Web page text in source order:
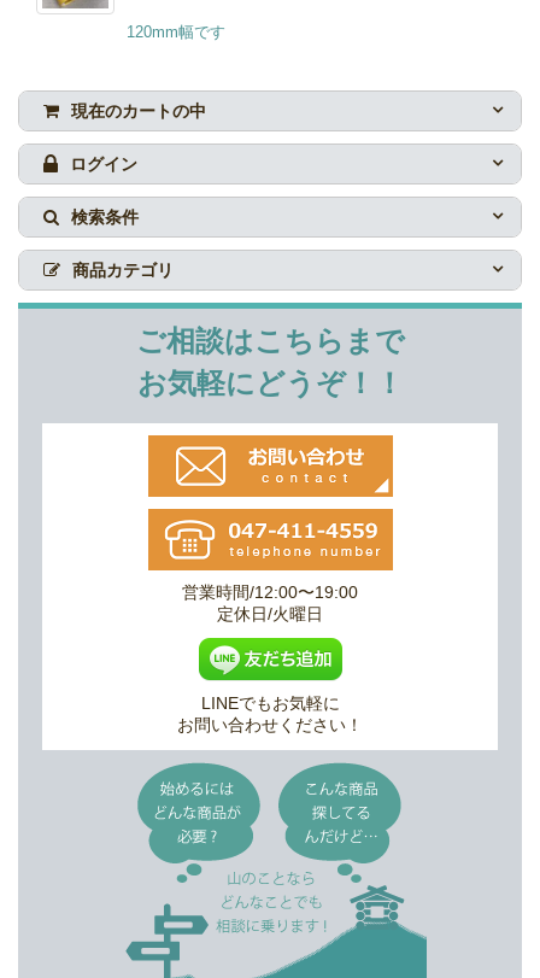
120mm幅です
現在のカートの中
ログイン
検索条件
商品カテゴリ
ご相談はこちらまで
お気軽にどうぞ！！
営業時間/12:00〜19:00
定休日/火曜日
LINEでもお気軽に
お問い合わせください！